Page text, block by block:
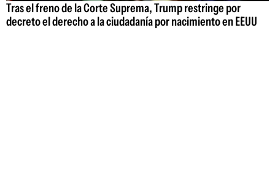
Tras el freno de la Corte Suprema, Trump restringe por
decreto el derecho a la ciudadanía por nacimiento en EEUU